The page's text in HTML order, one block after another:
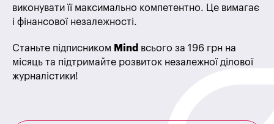
виконувати її максимально компетентно. Це вимагає
і фінансової незалежності.
Станьте підписником Mind всього за 196 грн на
місяць та підтримайте розвиток незалежної ділової
журналістики!